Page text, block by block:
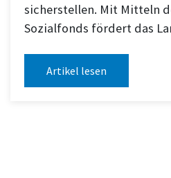
sicherstellen. Mit Mitteln
Sozialfonds fördert das
Artikel lesen